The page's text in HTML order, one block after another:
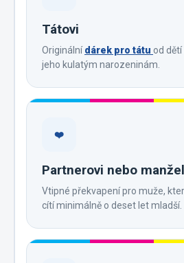
Tátovi
Originálnídárek pro tátu od
jeho kulatým narozeninám.
❤️
Partnerovi nebo
Vtipné překvapení pro muže,
cítí minimálně o deset let mladší.